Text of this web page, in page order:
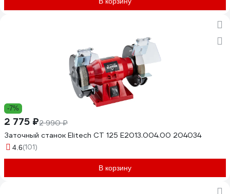
-7%
2 775 ₽2 990 ₽
Заточный станок Elitech СТ 125 E2013.004.00 204034
4.6(101)
В корзину